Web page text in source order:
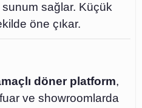
sağlar. Küçük
öne çıkar.
döner platform,
ve showroomlarda